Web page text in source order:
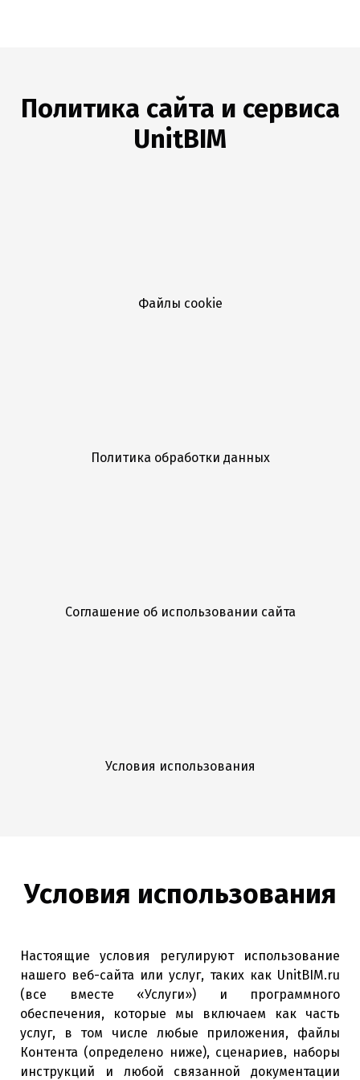
Политика сайта и сервиса
UnitBIM
Файлы cookie
Политика обработки данных
Соглашение об использовании сайта
Условия использования
Условия использования
Настоящие условия регулируют использование
нашего веб-сайта или услуг, таких как UnitBIM.ru
(все вместе «Услуги») и программного
обеспечения, которые мы включаем как часть
услуг, в том числе любые приложения, файлы
Контента (определено ниже), сценариев, наборы
инструкций и любой связанной документации